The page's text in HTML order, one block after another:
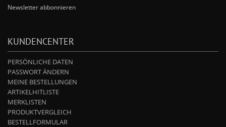
Newsletter abbonnieren
KUNDENCENTER
PERSÖNLICHE DATEN
PASSWORT ÄNDERN
MEINE BESTELLUNGEN
ARTIKELHITLISTE
MERKLISTEN
PRODUKTVERGLEICH
BESTELLFORMULAR